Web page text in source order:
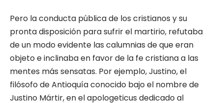
Pero la conducta pública de los cristianos y su
pronta disposición para sufrir el martirio, refutaba
de un modo evidente las calumnias de que eran
objeto e inclinaba en favor de la fe cristiana a las
mentes más sensatas. Por ejem­plo, Justino, el
filósofo de Antioquía conocido bajo el nombre de
Justino Mártir, en el apolo­geticus dedicado al